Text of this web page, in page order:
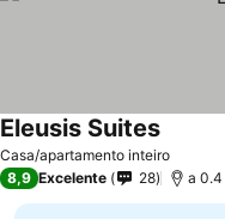
Casa/apartamento inteiro
Eleusis SuitesVer
8,9 Excelente 28 a 0.4